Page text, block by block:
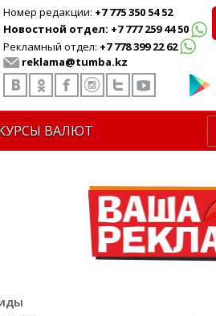
Номер редакции: +7 775 350 54 52
Новостной отдел: +7 777 259 44 50
Рекламный отдел: +7 778 399 22 62
reklama@tumba.kz
ВАЛЮТ